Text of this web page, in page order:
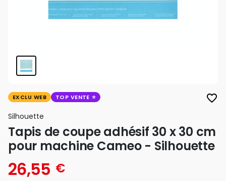
EXCLU WEB TOP VENTE favorite_border
Silhouette
Tapis de coupe adhésif 30 x 30 cm
pour machine Cameo - Silhouette
26,55 €